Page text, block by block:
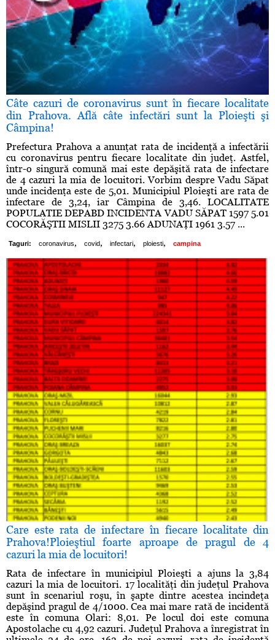
Câte cazuri de coronavirus sunt în fiecare localitate
din Prahova. Află câte infectări sunt la Ploieşti şi
Câmpina!
Prefectura Prahova a anunţat rata de incidenţă a infectării
cu coronavirus pentru fiecare localitate din judeţ. Astfel,
într-o singură comună mai este depăşită rata de infectare
de 4 cazuri la mia de locuitori. Vorbim despre Vadu Săpat
unde incidenţa este de 5,01. Municipiul Ploieşti are rata de
infectare de 3,24, iar Câmpina de 3,46. LOCALITATE
POPULATIE DEPABD INCIDENTA VADU SĂPAT 1597 5.01
COCORĂŞTII MISLII 3275 3.66 ADUNAŢI 1961 3.57 ...
Taguri: coronavirus, covid, infectari, ploiesti, campina
Care este rata de infectare în fiecare localitate din
Prahova!Ploieştiul foarte aproape de pragul de 4
cazuri la mia de locuitori!
Rata de infectare în municipiul Ploieşti a ajuns la 3,84
cazuri la mia de locuitori. 17 localităţi din judeţul Prahova
sunt în scenariul roşu, în şapte dintre acestea incindeţa
depăşind pragul de 4/1000. Cea mai mare rată de incidentă
este în comuna Olari: 8,01. Pe locul doi este comuna
Apostolache cu 4,92 cazuri. Judeţul Prahova a înregistrat în